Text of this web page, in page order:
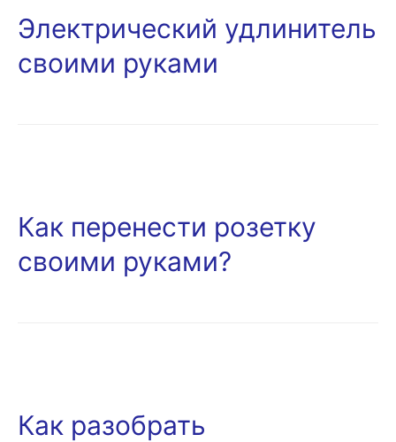
Электрический удлинитель
своими руками
Как перенести розетку
своими руками?
Как разобрать